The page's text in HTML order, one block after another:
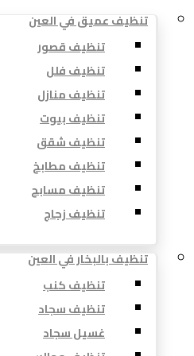
تنظيف عميق في العين
تنظيف قصور
تنظيف فلل
تنظيف منازل
تنظيف بيوت
تنظيف شقق
تنظيف مطابخ
تنظيف مسابح
تنظيف زجاج
تنظيف بالبخار في العين
تنظيف كنب
تنظيف سجاد
غسيل سجاد